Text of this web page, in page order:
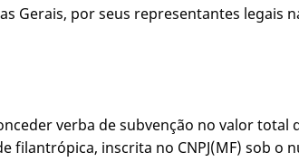
Gerais, por seus representantes legais
verba de subvenção no valor
filantrópica, inscrita no CNPJ(MF) sob o